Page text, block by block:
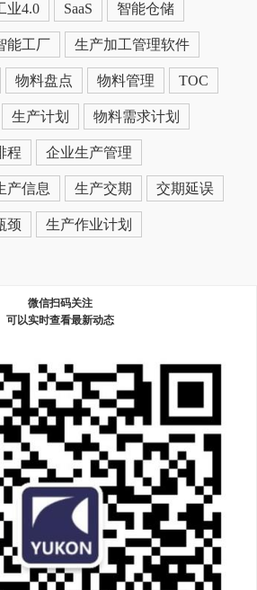
业4.0 SaaS 智能仓储
能工厂 生产加工管理软件
物料盘点 物料管理 TOC
生产计划 物料需求计划
程 企业生产管理
产信息 生产交期 交期延误
颈 生产作业计划
微信扫码关注
可以实时查看最新动态